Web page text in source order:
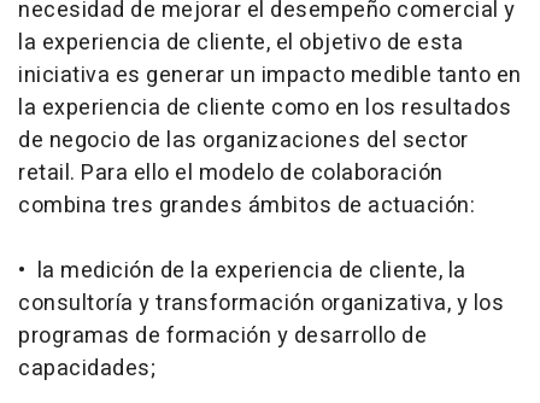
necesidad de mejorar el desempeño comercial y
la experiencia de cliente, el objetivo de esta
iniciativa es generar un impacto medible tanto en
la experiencia de cliente como en los resultados
de negocio de las organizaciones del sector
retail. Para ello el modelo de colaboración
combina tres grandes ámbitos de actuación:
• la medición de la experiencia de cliente, la
consultoría y transformación organizativa, y los
programas de formación y desarrollo de
capacidades;